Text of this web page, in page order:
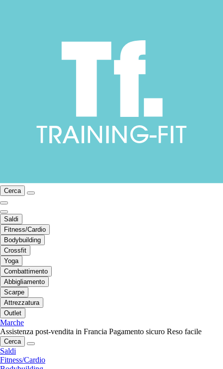
Cerca
Saldi
Fitness/Cardio
Bodybuilding
Crossfit
Yoga
Combattimento
Abbigliamento
Scarpe
Attrezzatura
Outlet
Marche
Assistenza post-vendita in Francia Pagamento sicuro Reso facile
Cerca
Saldi
Fitness/Cardio